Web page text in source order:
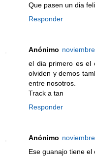
Que pasen un dia
Responder
Anónimo
el dia primero es el
olviden y demos
entre nosotros.
Track a tan
Responder
Anónimo
Ese guanajo tiene el